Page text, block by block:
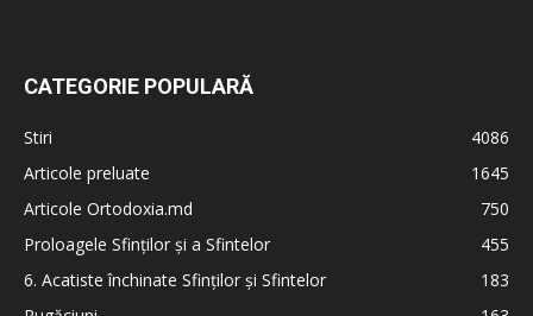
CATEGORIE POPULARĂ
Stiri
4086
Articole preluate
1645
Articole Ortodoxia.md
750
Proloagele Sfinților și a Sfintelor
455
6. Acatiste închinate Sfinților și Sfintelor
183